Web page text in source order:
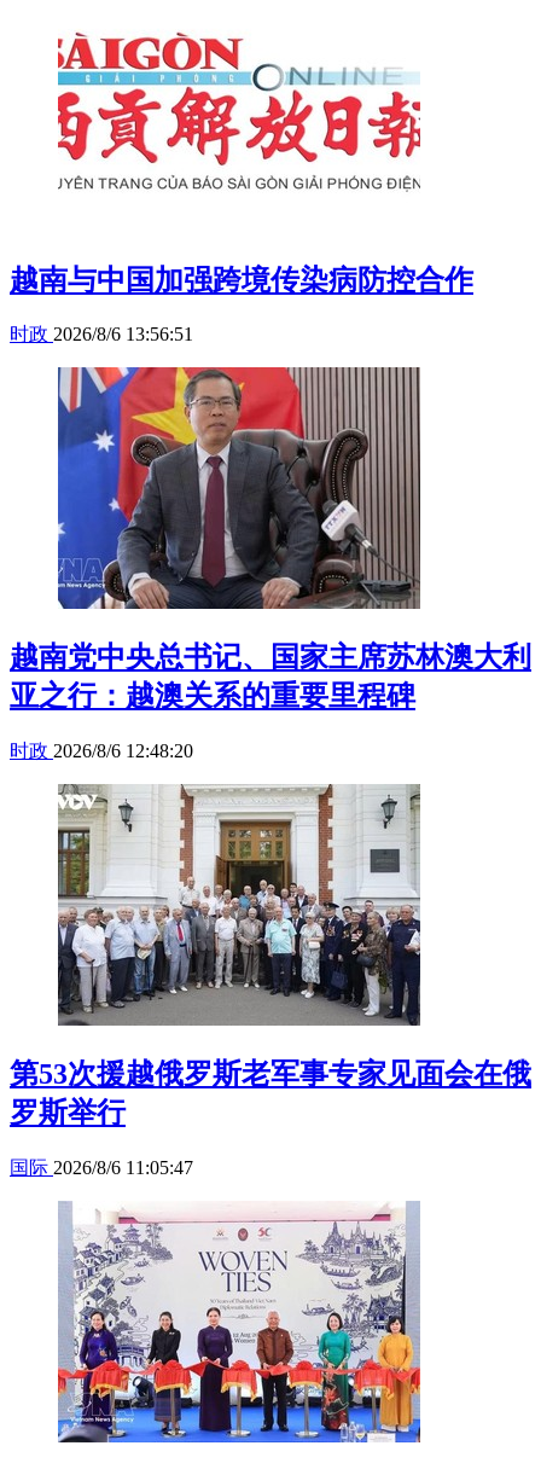
越南与中国加强跨境传染病防控合作
时政 2026/8/6 13:56:51
越南党中央总书记、国家主席苏林澳大利
亚之行：越澳关系的重要里程碑
时政 2026/8/6 12:48:20
第53次援越俄罗斯老军事专家见面会在俄
罗斯举行
国际 2026/8/6 11:05:47